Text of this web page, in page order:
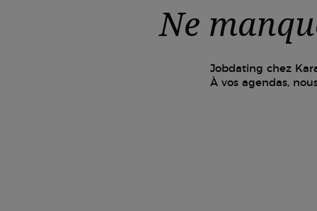
Ne
Jobdating chez
À vos agendas,